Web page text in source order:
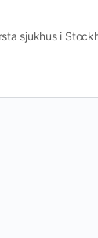
sjukhus i